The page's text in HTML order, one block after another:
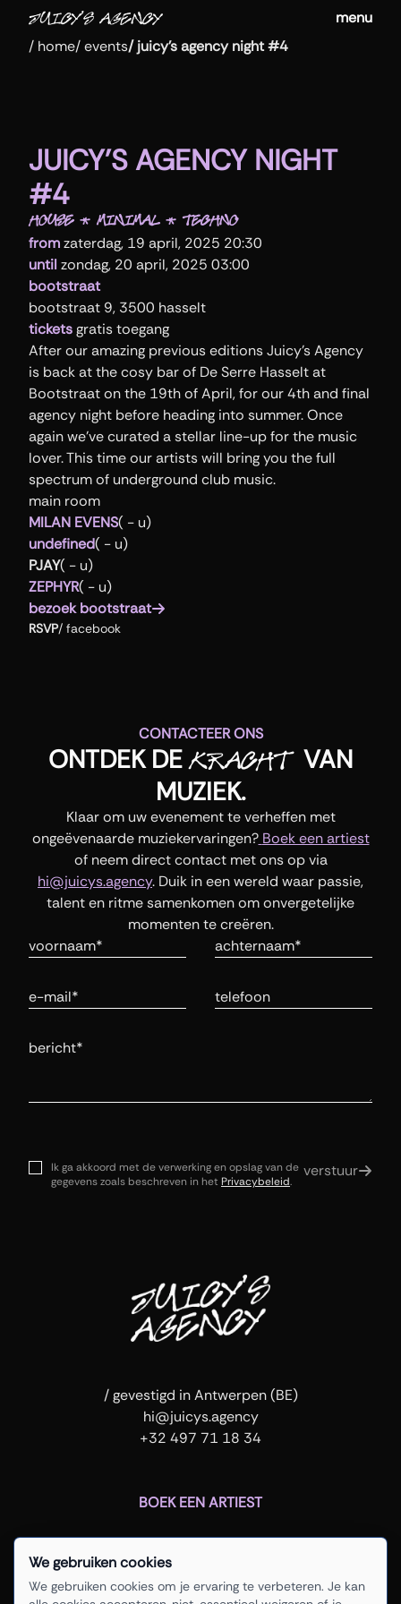
We gebruiken cookies
We gebruiken cookies om je ervaring te verbeteren. Je kan
menu
/ home/events/ juicy's agency night #4
JUICY'S AGENCY NIGHT
#4
HOUSE * MINIMAL * TECHNO
fromzaterdag, 19 april, 2025 20:30
untilzondag, 20 april, 2025 03:00
bootstraat
bootstraat 9, 3500 hasselt
ticketsgratis toegang
After our amazing previous editions Juicy's Agency
is back at the cosy bar of De Serre Hasselt at
Bootstraat on the 19th of April, for our 4th and final
agency night before heading into summer. Once
again we've curated a stellar line-up for the music
lover. This time our artists will bring you the full
spectrum of underground club music.
main room
MILAN EVENS( - u)
undefined( - u)
PJAY( - u)
ZEPHYR( - u)
bezoek bootstraat
RSVP/ facebook
CONTACTEER ONS
ONTDEK DE KRACHT VAN
MUZIEK.
Klaar om uw evenement te verheffen met
ongeëvenaarde muziekervaringen? Boek een artiest
of neem direct contact met ons op via
hi@juicys.agency. Duik in een wereld waar passie,
talent en ritme samenkomen om onvergetelijke
momenten te creëren.
voornaam is vereist
Achternaam
E-mail Telefoonnummer
Bericht
Ik ga akkoord met de verwerking en opslag van de
gegevens zoals beschreven in het Privacybeleid.
verstuur
/ gevestigd in Antwerpen (BE)
hi@juicys.agency
+32 497 71 18 34
BOEK EEN ARTIEST
home